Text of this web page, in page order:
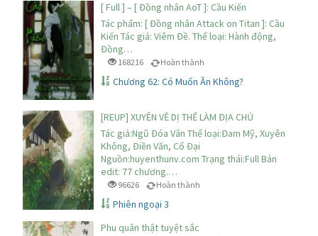
[ Full ] – [ Đồng nhân AoT ]: Cầu Kiến
Tác phẩm: [ Đồng nhân Attack on Titan ]: Cầu
Kiến Tác giả: Viêm Đề. Thể loại: Hành động,
Đồng…
168216 Hoàn thành
Chương 62: Có Muốn Ăn Không?
[REUP] XUYÊN VỀ DỊ THẾ LÀM ĐỊA CHỦ
Tác giả:Ngũ Đóa Vân Thể loại:Đam Mỹ, Xuyên
Không, Điền Văn, Cổ Đại
Nguồn:huyenthunv.com Trạng thái:Full Bản
edit: 77 chương.…
96626 Hoàn thành
Phiên ngoại 3
Phu quân thật tuyệt sắc